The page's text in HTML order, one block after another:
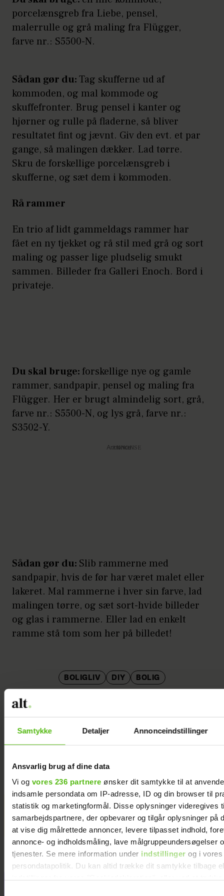
Samtykke Detaljer Annonceindstillinger
Ansvarlig brug af dine data
Vi og vores 236 partnere ønsker dit samtykke til at
indsamle persondata om IP-adresse, ID og din browser til
statistik og marketingformål. Disse oplysninger videregives
samarbejdspartnere, der opbevarer og tilgår oplysninger på
at vise dig målrettede annoncer, levere tilpasset indhold,
annonce- og indholdsmåling, lave målgruppeundersøgelser
tjenester. Se mere information under indstillinger og i vores
persondatapolitik. Du kan altid trække dit samtykke tilbage
porcelænsgreb fra Liebe, pensel,
malerrulle og grå maling fra Flügger,
farve nr.: S5500-N.
Sådan gør du:Tag skufferne ud af
kommoden, og mal kommode og
skuffefronter. Brug pensel i kanter og
hjørner og rulle på fladerne, så bliver
resultatet fint og jævnt. Giv den evt. et par
gange, så malingen dækker. Lad tørre.
Skru de forskellige porcelænsgreb i
skufferne, og sæt dem i kommoden.
Rå rammer
En trio af lidt gammeldags rammer har
fået en ny tjekket og rå stil med grå og sort
maling og passer lige pludselig smukt
sammen. Billeder fra Galleri Enoch. Bord i
privateje.
Du skal bruge: forskellige nye og gamle
rammer, sandpapir, pensel og maling fra
Flügger. Her er brugt almindelig sort, grå,
farve nr.: S5500-N, og lys grå, farve nr.:
S3502-Y.
Annonce
Sådan gør du: Slib rammerne med
sandpapir, hvis de før har været malet eller
lakeret. Mal rammerne i hver sin farve, lad
malingen tørre, og sæt sort-hvide billeder
og glas i rammerne. Eller lad en enkelt
ramme stå tom som her på billedet!
BOLIGLIV DIY BOLIG
Familie bor på 30 kvm: ”Det giver stor
frihed ikke at eje mere, end vi
behøver”